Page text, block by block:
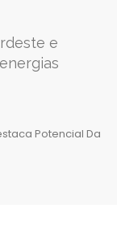
e
Potencial Da